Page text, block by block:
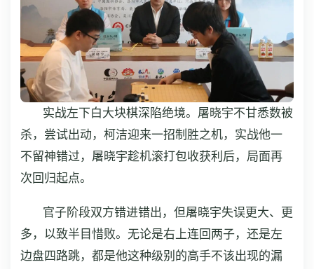
实战左下白大块棋深陷绝境。屠晓宇不甘悉数被
杀，尝试出动，柯洁迎来一招制胜之机，实战他一
不留神错过，屠晓宇趁机滚打包收获利后，局面再
次回归起点。
官子阶段双方错进错出，但屠晓宇失误更大、更
多，以致半目惜败。无论是右上连回两子，还是左
边盘四路跳，都是他这种级别的高手不该出现的漏